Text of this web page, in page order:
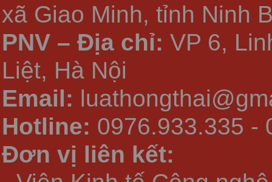
xã Giao Minh, tỉnh Ninh
PNV – Địa chỉ: VP 6,
Liệt, Hà Nội
Email:
Hotline: 0976.933.335 -
Đơn vị liên kết: